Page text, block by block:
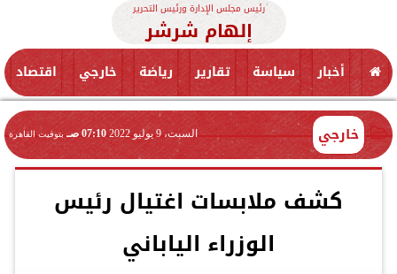
رئيس مجلس الإدارة ورئيس التحرير
إلهام شرشر
أخبار سياسة تقارير رياضة خارجي اقتصاد
خارجي السبت، 9 يوليو 2022 07:10 صـ بتوقيت القاهرة
كشف ملابسات اغتيال رئيس
الوزراء الياباني